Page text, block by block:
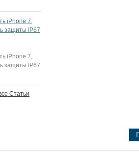
iPhone 7,
защиты IP67
iPhone 7,
защиты IP67
Статьи